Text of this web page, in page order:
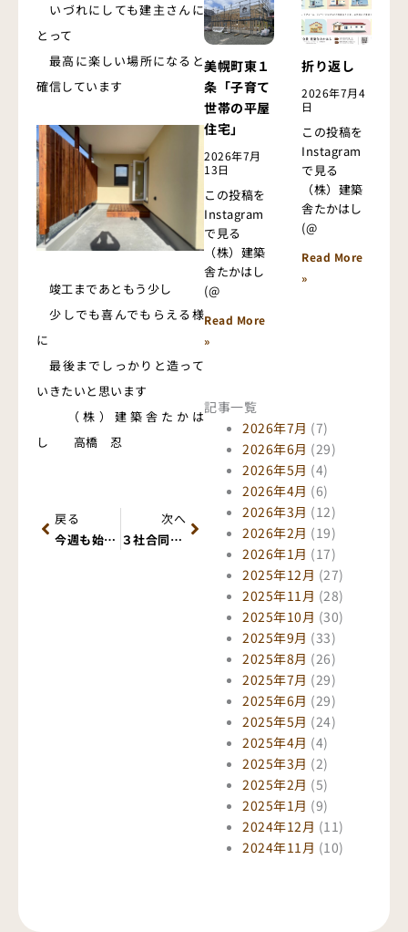
いづれにしても建主さんに
とって
最高に楽しい場所になると
確信しています
竣工まであともう少し
少しでも喜んでもらえる様
に
最後までしっかりと造って
いきたいと思います
（株）建築舎たかは
し 高橋 忍
Prev
戻る
今週も始まりましたね
次へ
３社合同住宅見学会開催
美幌町東１
条「子育て
世帯の平屋
住宅」
2026年7月
13日
この投稿を
Instagram
で見る
（株）建築
舎たかはし
(@
Read More
»
折り返し
2026年7月4
日
この投稿を
Instagram
で見る
（株）建築
舎たかはし
(@
Read More
»
記事一覧
2026年7月 (7)
2026年6月 (29)
2026年5月 (4)
2026年4月 (6)
2026年3月 (12)
2026年2月 (19)
2026年1月 (17)
2025年12月 (27)
2025年11月 (28)
2025年10月 (30)
2025年9月 (33)
2025年8月 (26)
2025年7月 (29)
2025年6月 (29)
2025年5月 (24)
2025年4月 (4)
2025年3月 (2)
2025年2月 (5)
2025年1月 (9)
2024年12月 (11)
2024年11月 (10)